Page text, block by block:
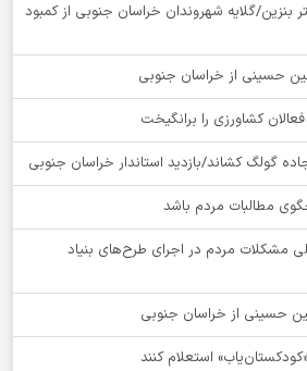
بنزین/گلایه شهروندان خراسان جنوبی از کمبود
کشاورزی را برانگیخت
گولگ کشاند/بازدید استاندار خراسان جنوبی
مطالبات مردم باشد
مشکلات مردم در اجرای طرح‌های بنیاد
استعلام کنند